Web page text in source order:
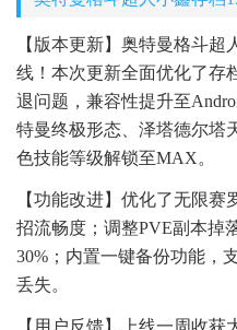
【版本更新】奥特曼格斗超
线！本次更新全面优化了存
退问题，兼容性提升至
特曼终极形态、泽塔德尔塔
色技能等级解锁至MAX。
【功能改进】优化了无限
招流畅度；调整PVE副本掉
30%；内置一键备份功能，
丢失。
【用户反馈】上线一周收获